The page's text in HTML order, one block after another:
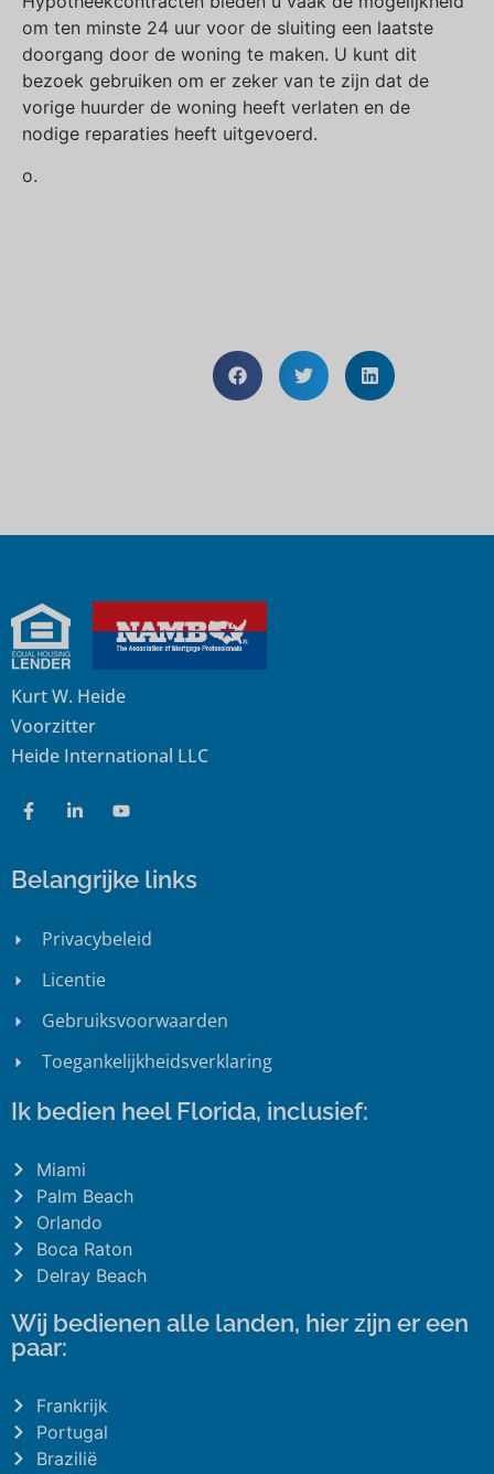
om ten minste 24 uur voor de sluiting een laatste
doorgang door de woning te maken. U kunt dit
bezoek gebruiken om er zeker van te zijn dat de
vorige huurder de woning heeft verlaten en de
nodige reparaties heeft uitgevoerd.
o.
Kurt W. Heide
Voorzitter
Heide International LLC
Belangrijke links
Privacybeleid
Licentie
Gebruiksvoorwaarden
Toegankelijkheidsverklaring
Ik bedien heel Florida, inclusief:
Miami
Palm Beach
Orlando
Boca Raton
Delray Beach
Wij bedienen alle landen, hier zijn er een
paar:
Frankrijk
Portugal
Brazilië